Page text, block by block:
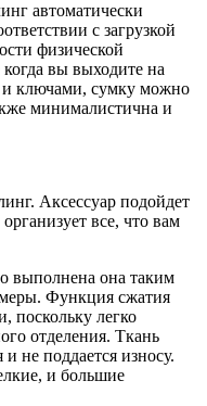
автоматически
с загрузкой
физической
вы выходите на
и ключами, сумку можно
минималистична и
Аксессуар подойдет
все, что вам
выполнена она таким
Функция сжатия
поскольку легко
отделения. Ткань
не поддается износу.
и большие